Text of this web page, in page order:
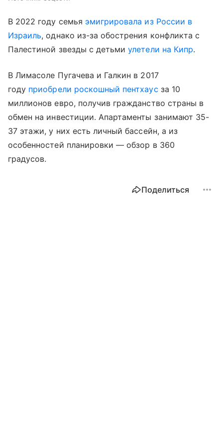
В 2022 году семья эмигрировала из России в
Израиль, однако из-за обострения конфликта с
Палестиной звезды с детьмиулетели на Кипр.
В Лимасоле Пугачева и Галкин в 2017
году приобрели роскошный пентхаус за 10
миллионов евро, получив гражданство страны в
обмен на инвестиции. Апартаменты занимают 35-
37 этажи, у них есть личный бассейн, а из
особенностей планировки — обзор в 360
градусов.
Поделиться